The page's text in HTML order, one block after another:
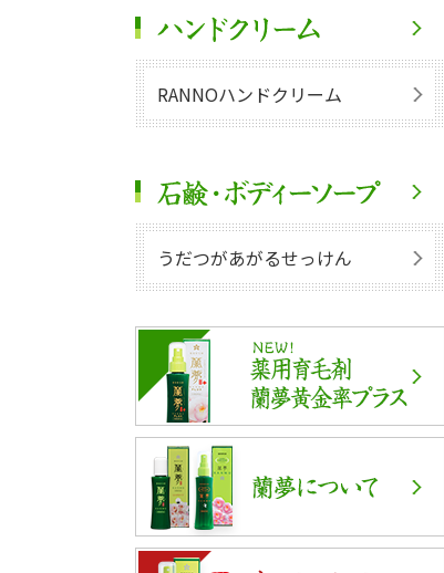
RANNOハンドクリーム
うだつがあがるせっけん